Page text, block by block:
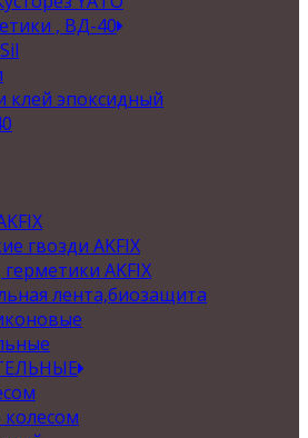
, ВД-40
клей эпоксидный
гвозди AKFIX
AKFIX
лента,биозащита